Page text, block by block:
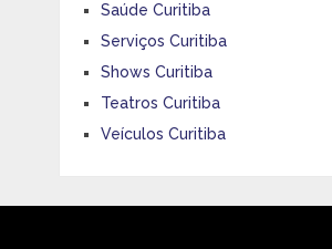
Saúde Curitiba
Serviços Curitiba
Shows Curitiba
Teatros Curitiba
Veículos Curitiba